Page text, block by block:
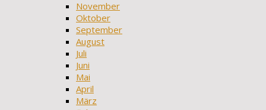
November
Oktober
September
August
Juli
Juni
Mai
April
März